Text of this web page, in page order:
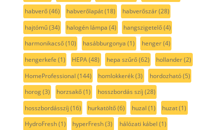
habverő(46) habverőlapát(18) habverőszár(28)
hajtómű(34) halogén lámpa (4) hangszigetelő(4)
harmonikacső(10) hasábburgonya (1) henger(4)
hengerkefe (1) HEPA(48) hepa szűrő(62) hollander(2)
HomeProfessional (144) homlokkerék(3) hordozható(5)
horog(3) horzsakő(1) hosszbordás szíj (28)
hosszbordásszíj (16) hurkatöltő(6) huzal (1) huzat(1)
HydroFresh(1) hyperFresh(3) hálózati kábel (1)